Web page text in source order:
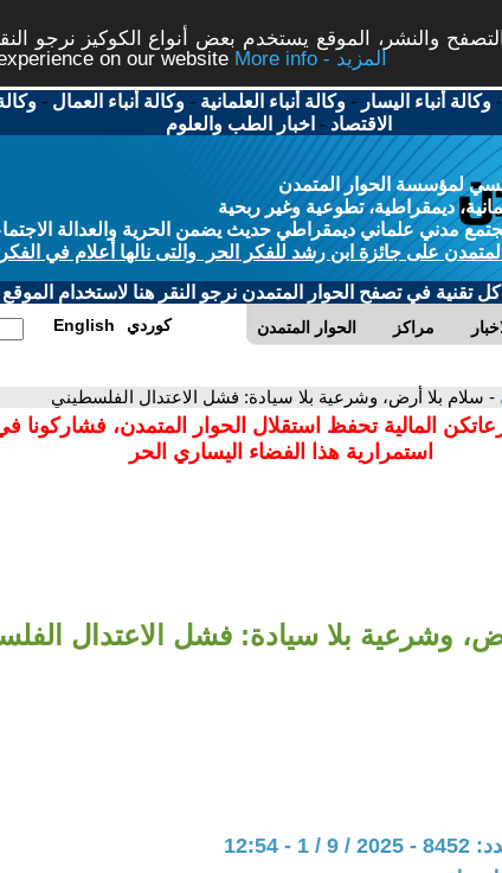
والنشر، الموقع يستخدم بعض أنواع الكوكيز نرجو
on our website
More info - المزيد
-وكالة أنباء اليسار -وكالة أنباء العلمانية -وكالة أنباء العمال -
الاقتصاد - اخبار الطب والعلوم
لمؤسسة الحوار المتمدن
ديمقراطية، تطوعية وغير ربحية
مدني علماني ديمقراطي حديث يضمن الحرية والعدالة
على جائزة ابن رشد للفكر الحر والتى نالها أعلام في الفكر
تقنية في تصفح الحوار المتمدن نرجو النقر هنا لاستخدام الموقع
الحوار المتمدن مراكز English كوردي
- سلام بلا أرض، وشرعية بلا سيادة: فشل الاعتدال الفلسطيني
المالية تحفظ استقلال الحوار المتمدن، فشاركونا
استمرارية هذا الفضاء اليساري الحر
وشرعية بلا سيادة: فشل الاعتدال
12:54